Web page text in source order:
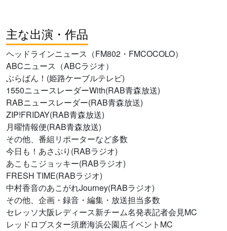
主な出演・作品
ヘッドラインニュース（FM802・FMCOCOLO）
ABCニュース（ABCラジオ）
ぶらばん！(姫路ケーブルテレビ)
1550ニュースレーダーWith(RAB青森放送)
RABニュースレーダー(RAB青森放送)
ZIP!FRIDAY(RAB青森放送)
月曜情報便(RAB青森放送)
その他、番組リポーターなど多数
今日も！あさぷり(RABラジオ)
あこもこジョッキー(RABラジオ)
FRESH TIME(RABラジオ)
中村香音のあこがれJourney(RABラジオ)
その他、企画・録音・編集・放送担当多数
セレッソ大阪レディース新チーム名発表記者会見MC
レッドロブスター須磨海浜公園店イベントMC